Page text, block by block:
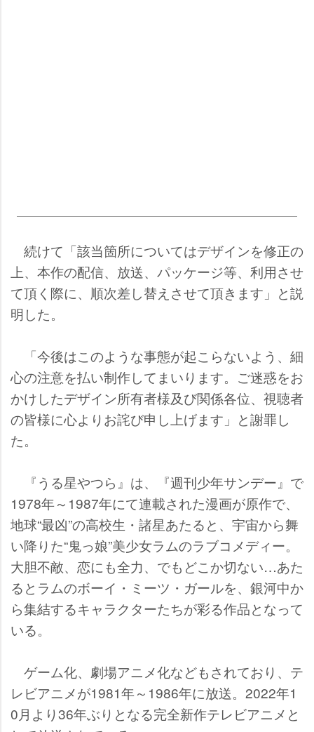
続けて「該当箇所についてはデザインを修正の
上、本作の配信、放送、パッケージ等、利用させ
て頂く際に、順次差し替えさせて頂きます」と説
明した。
「今後はこのような事態が起こらないよう、細
心の注意を払い制作してまいります。ご迷惑をお
かけしたデザイン所有者様及び関係各位、視聴者
の皆様に心よりお詫び申し上げます」と謝罪し
た。
『うる星やつら』は、『週刊少年サンデー』で
1978年～1987年にて連載された漫画が原作で、
地球“最凶”の高校生・諸星あたると、宇宙から舞
い降りた“鬼っ娘”美少女ラムのラブコメディー。
大胆不敵、恋にも全力、でもどこか切ない…あた
るとラムのボーイ・ミーツ・ガールを、銀河中か
ら集結するキャラクターたちが彩る作品となって
いる。
ゲーム化、劇場アニメ化などもされており、テ
レビアニメが1981年～1986年に放送。2022年1
0月より36年ぶりとなる完全新作テレビアニメと